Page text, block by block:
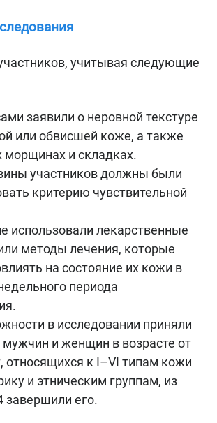
учитывая следующие
заявили о неровной текстуре
или обвисшей коже, а также
морщинах и складках.
участников должны были
критерию чувствительной
использовали лекарственные
методы лечения, которые
на состояние их кожи в
периода
в исследовании приняли
мужчин и женщин в возрасте от
относящихся к I–VI типам кожи
и этническим группам, из
завершили его.